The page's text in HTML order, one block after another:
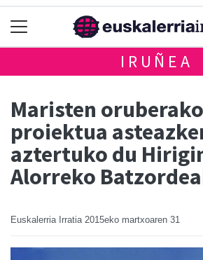
IRUÑEA
Maristen oruberako
proiektua
aztertuko du
Alorreko
Euskalerria Irratia 2015eko martxoaren 31